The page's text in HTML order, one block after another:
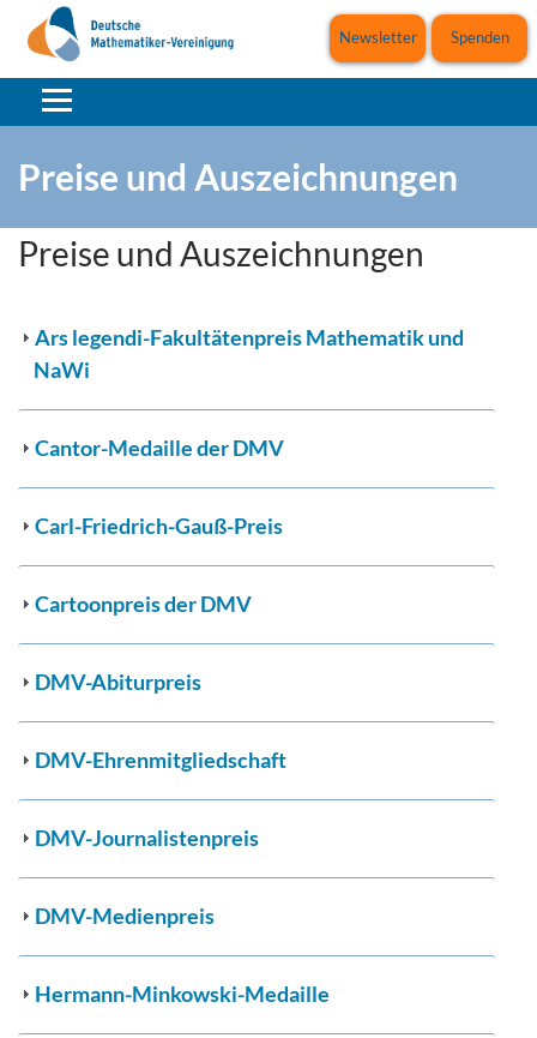
Spenden
Newsletter
Preise und Auszeichnungen
Preise und Auszeichnungen
Ars legendi-Fakultätenpreis Mathematik und
NaWi
Cantor-Medaille der DMV
Carl-Friedrich-Gauß-Preis
Cartoonpreis der DMV
DMV-Abiturpreis
DMV-Ehrenmitgliedschaft
DMV-Journalistenpreis
DMV-Medienpreis
Hermann-Minkowski-Medaille